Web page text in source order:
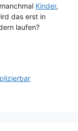
Kinder,
das erst in
laufen?